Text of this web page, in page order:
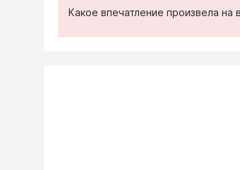
Какое впечатление произвела на